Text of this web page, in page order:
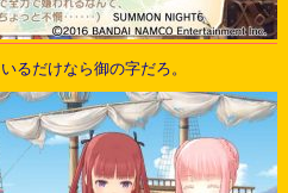
るだけなら御の字だろ。